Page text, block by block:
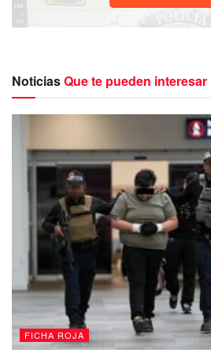
NoticiasQue te pueden interesar
FICHA ROJA